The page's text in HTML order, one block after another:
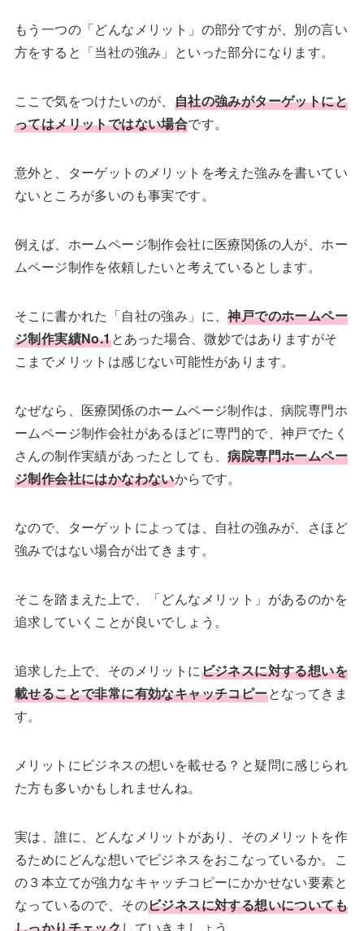
もう一つの「どんなメリット」の部分ですが、別の言い
方をすると「当社の強み」といった部分になります。
ここで気をつけたいのが、 自社の強みがターゲットにと
ってはメリットではない場合です。
意外と、ターゲットのメリットを考えた強みを書いてい
ないところが多いのも事実です。
例えば、ホームページ制作会社に医療関係の人が、ホー
ムページ制作を依頼したいと考えているとします。
そこに書かれた「自社の強み」に、神戸でのホームペー
ジ制作実績No.1とあった場合、微妙ではありますがそ
こまでメリットは感じない可能性があります。
なぜなら、医療関係のホームページ制作は、病院専門ホ
ームページ制作会社があるほどに専門的で、神戸でたく
さんの制作実績があったとしても、病院専門ホームペー
ジ制作会社にはかなわないからです。
なので、ターゲットによっては、自社の強みが、さほど
強みではない場合が出てきます。
そこを踏まえた上で、「どんなメリット」があるのかを
追求していくことが良いでしょう。
追求した上で、そのメリットにビジネスに対する想いを
載せることで非常に有効なキャッチコピーとなってきま
す。
メリットにビジネスの想いを載せる？と疑問に感じられ
た方も多いかもしれませんね。
実は、誰に、どんなメリットがあり、そのメリットを作
るためにどんな想いでビジネスをおこなっているか。こ
の３本立てが強力なキャッチコピーにかかせない要素と
なっているので、そのビジネスに対する想いについても
しっかりチェックしていきましょう。